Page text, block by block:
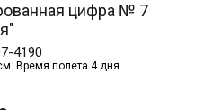
цифра № 7
4190
Время полета 4 дня